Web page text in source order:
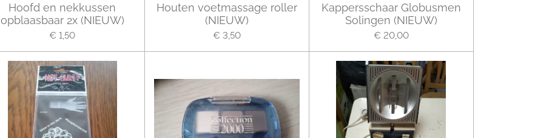
Hoofd en nekkussen
opblaasbaar 2x (NIEUW)
€ 1,50
Houten voetmassage roller
(NIEUW)
€ 3,50
Kappersschaar Globusmen
Solingen (NIEUW)
€ 20,00